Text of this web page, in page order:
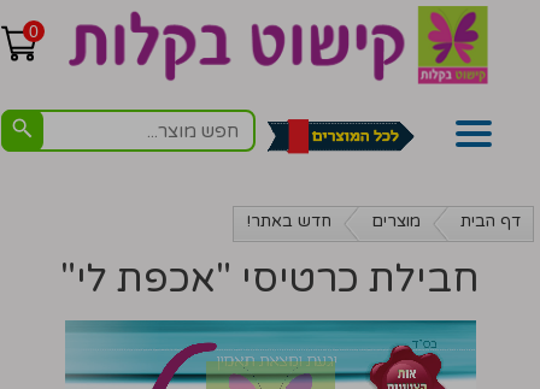
0
דף הבית מוצרים חדש באתר!
חבילת כרטיסי "אכפת לי"